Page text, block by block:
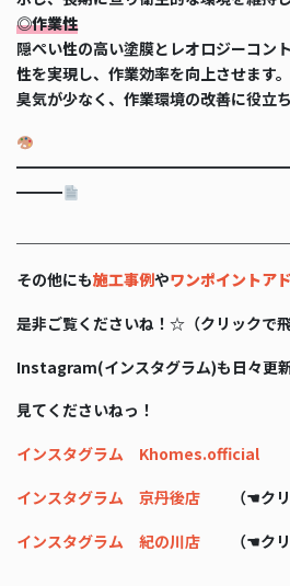
◎作業性
隠ぺい性の高い塗膜とレオロジーコン
性を実現し、作業効率を向上させます
臭気が少なく、作業環境の改善に役立ち
━━━
その他にも施工事例やワンポイントア
是非ご覧くださいね！☆（クリックで
Instagram(インスタグラム)も日々更
見てくださいねっ！
インスタグラム Khomes.official (☚
インスタグラム 京丹後店 （☚クリ
インスタグラム 紀の川店 （☚クリ